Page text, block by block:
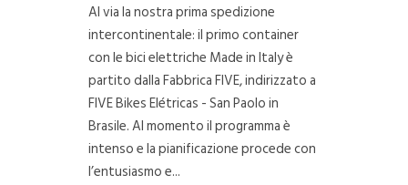
Al via la nostra prima spedizione
intercontinentale: il primo container
con le bici elettriche Made in Italy è
partito dalla Fabbrica FIVE, indirizzato a
FIVE Bikes Elétricas - San Paolo in
Brasile. Al momento il programma è
intenso e la pianificazione procede con
l’entusiasmo e...